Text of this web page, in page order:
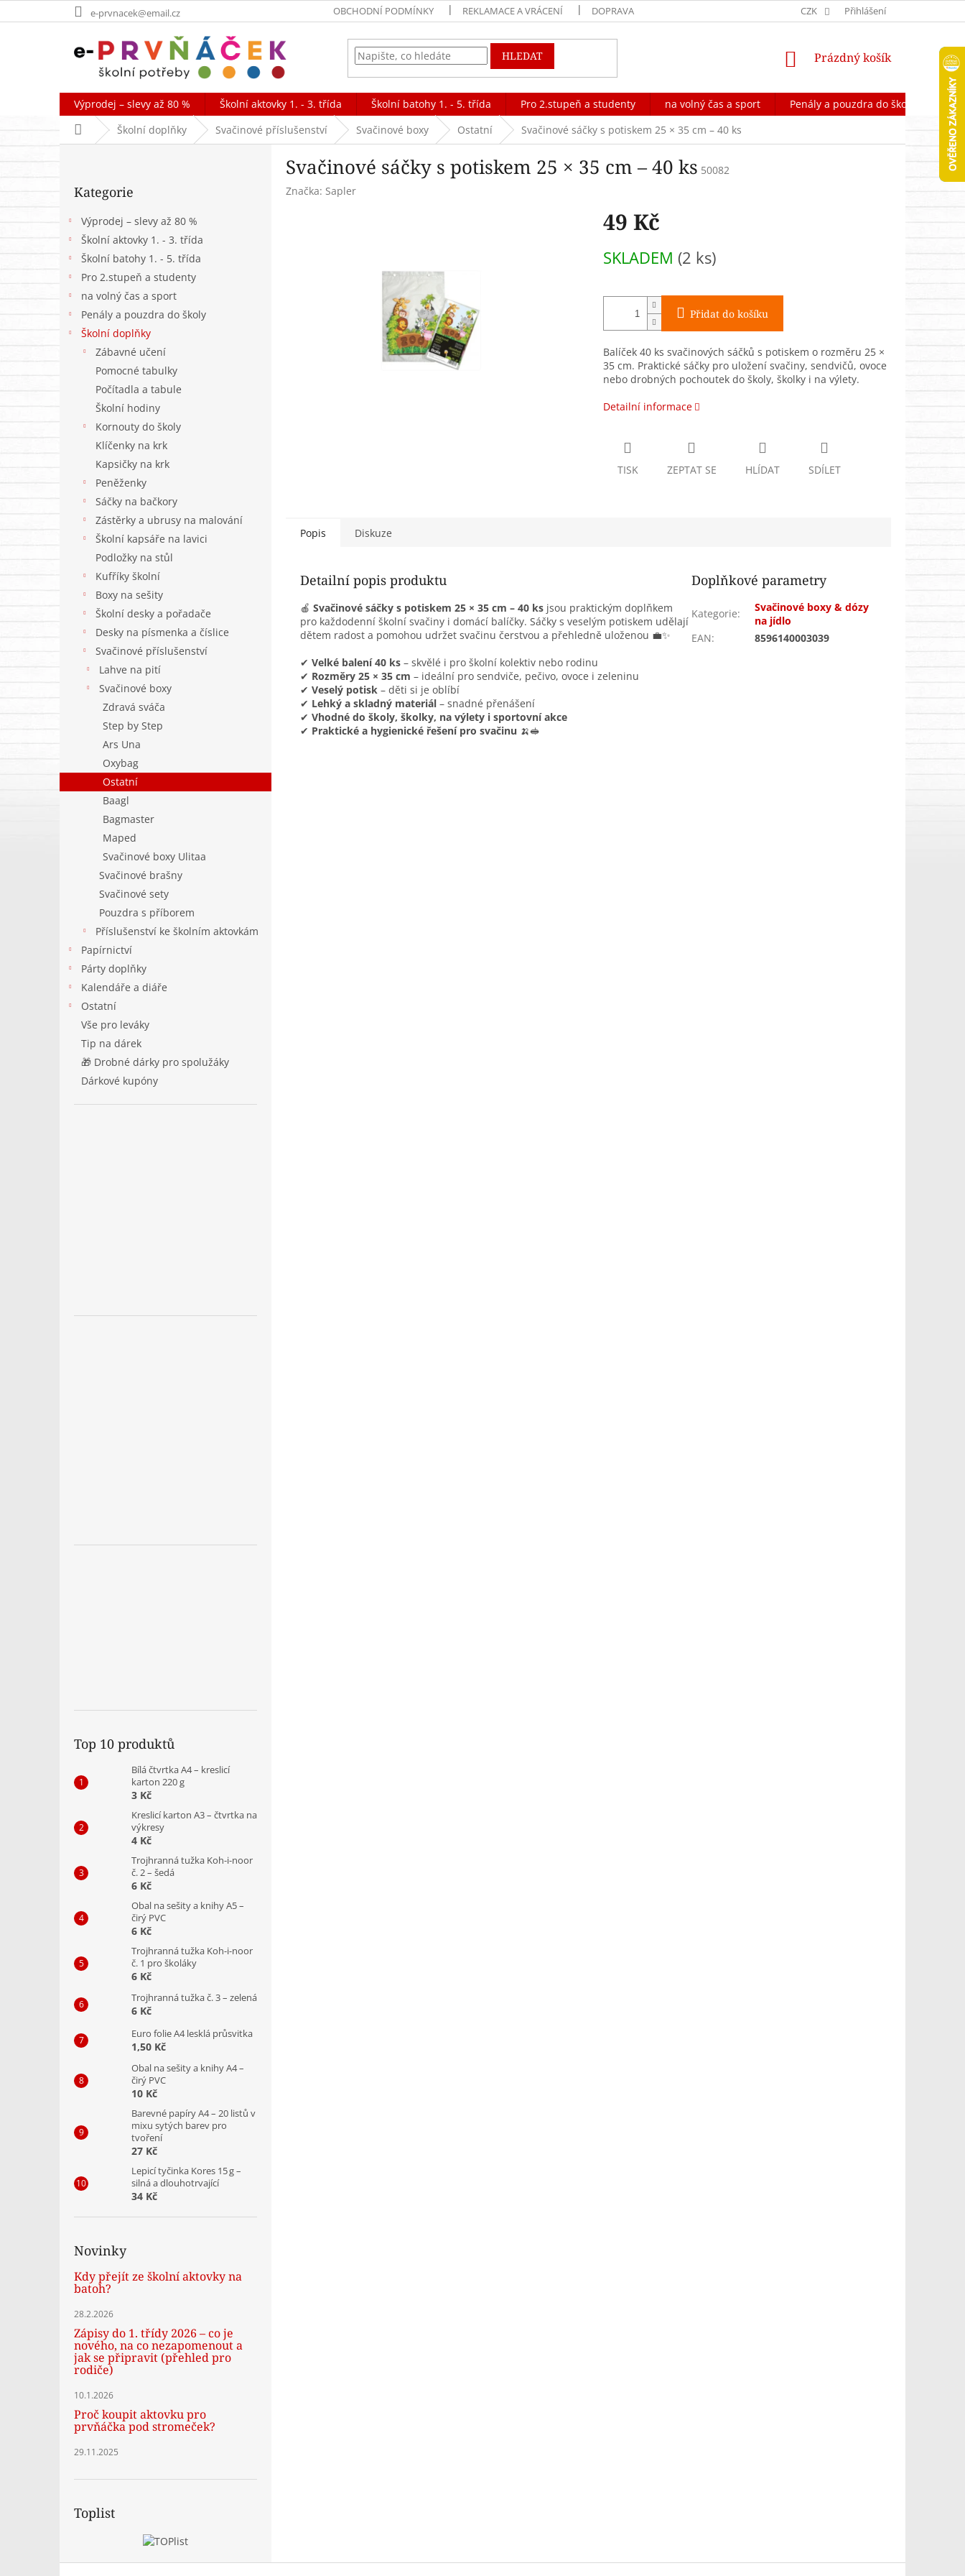
na
e-prvnacek@email.cz OBCHODNÍ PODMÍNKY REKLAMACE A VRÁCENÍ DOPRAVA FORMULÁŘ NA ODSTOUPENÍ OD
CZK Přihlášení
HLEDAT
NÁKUPNÍ
Prázdný košík
Výprodej – slevy až 80 % Školní aktovky 1. - 3. třída Školní batohy 1. - 5. třída Pro 2.stupeň a studenty na volný čas a sport Penály a pouzdra do školy
Domů Školní doplňky Svačinové příslušenství Svačinové boxy Ostatní Svačinové sáčky s potiskem 25 × 35 cm – 40 ks
P
n
kategorie
Kategorie
Výprodej – slevy až 80 %
Školní aktovky 1. - 3. třída
Školní batohy 1. - 5. třída
Pro 2.stupeň a studenty
na volný čas a sport
Penály a pouzdra do školy
Školní doplňky
Zábavné učení
Pomocné tabulky
Počítadla a tabule
Školní hodiny
Kornouty do školy
Klíčenky na krk
Kapsičky na krk
Peněženky
Sáčky na bačkory
Zástěrky a ubrusy na malování
Školní kapsáře na lavici
Podložky na stůl
Kufříky školní
Boxy na sešity
Školní desky a pořadače
Desky na písmenka a číslice
Svačinové příslušenství
Lahve na pití
Svačinové boxy
Zdravá sváča
Step by Step
Ars Una
Oxybag
Ostatní
Baagl
Bagmaster
Maped
Svačinové boxy Ulitaa
Svačinové brašny
Svačinové sety
Pouzdra s příborem
Příslušenství ke školním aktovkám
Papírnictví
Párty doplňky
Kalendáře a diáře
Ostatní
Vše pro leváky
Tip na dárek
🎁 Drobné dárky pro spolužáky
Dárkové kupóny
Top 10 produktů
Bílá čtvrtka A4 – kreslicí
karton 220 g
3 Kč
Kreslicí karton A3 – čtvrtka na
výkresy
4 Kč
Trojhranná tužka Koh-i-noor
č. 2 – šedá
6 Kč
Obal na sešity a knihy A5 –
čirý PVC
6 Kč
Trojhranná tužka Koh-i-noor
č. 1 pro školáky
6 Kč
Trojhranná tužka č. 3 – zelená
6 Kč
Euro folie A4 lesklá průsvitka
1,50 Kč
Obal na sešity a knihy A4 –
čirý PVC
10 Kč
Barevné papíry A4 – 20 listů v
mixu sytých barev pro
tvoření
27 Kč
Lepicí tyčinka Kores 15 g –
silná a dlouhotrvající
34 Kč
Novinky
Kdy přejít ze školní aktovky na
batoh?
28.2.2026
Zápisy do 1. třídy 2026 – co je
nového, na co nezapomenout a
jak se připravit (přehled pro
rodiče)
10.1.2026
Proč koupit aktovku pro
prvňáčka pod stromeček?
29.11.2025
Toplist
Svačinové sáčky s potiskem 25 × 35 cm – 40 ks 50082
Značka: Sapler
49 Kč
cena:
SKLADEM (2 ks)
Přidat do košíku
Balíček 40 ks svačinových sáčků s potiskem o rozměru 25 ×
35 cm. Praktické sáčky pro uložení svačiny, sendvičů, ovoce
nebo drobných pochoutek do školy, školky i na výlety.
Detailní informace
TISK ZEPTAT SE HLÍDAT SDÍLET
Popis Diskuze
Detailní popis produktu
🍎 Svačinové sáčky s potiskem 25 × 35 cm – 40 ks jsou praktickým doplňkem
pro každodenní školní svačiny i domácí balíčky. Sáčky s veselým potiskem udělají
dětem radost a pomohou udržet svačinu čerstvou a přehledně uloženou 💼✨
✔ Velké balení 40 ks – skvělé i pro školní kolektiv nebo rodinu
✔ Rozměry 25 × 35 cm – ideální pro sendviče, pečivo, ovoce i zeleninu
✔ Veselý potisk – děti si je oblíbí
✔ Lehký a skladný materiál – snadné přenášení
✔ Vhodné do školy, školky, na výlety i sportovní akce
✔ Praktické a hygienické řešení pro svačinu 🍌🥪
Doplňkové parametry
Kategorie:
Svačinové boxy & dózy
na jídlo
EAN: 8596140003039